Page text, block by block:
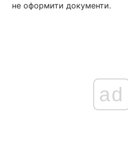
не оформити документи.
ad